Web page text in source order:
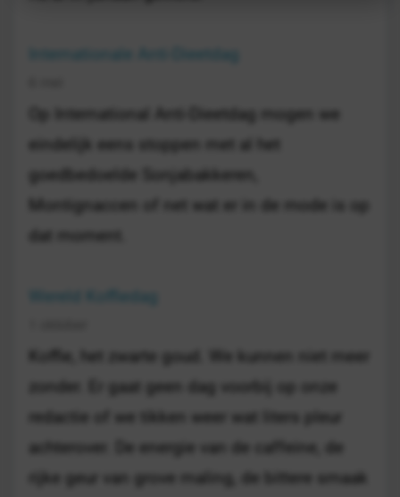
Internationale Anti-Dieetdag
Op International Anti-Dieetdag mogen we
eindelijk eens stoppen met al het
goedbedoelde Sonjabakkeren,
Montignaccen of net wat er in de mode is op
dat moment.
Wereld Koffiedag
Koffie, het zwarte goud. We kunnen niet meer
zonder. Er gaat geen dag voorbij op onze
redactie of we tikken weer wat liters pleur
achterover. De energie van de caffeine, de
rijke geur van grove maling, de bittere smaak